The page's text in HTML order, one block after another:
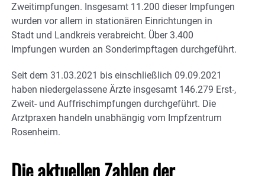
Zweitimpfungen. Insgesamt 11.200 dieser Impfungen
wurden vor allem in stationären Einrichtungen in
Stadt und Landkreis verabreicht. Über 3.400
Impfungen wurden an Sonderimpftagen durchgeführt.
Seit dem 31.03.2021 bis einschließlich 09.09.2021
haben niedergelassene Ärzte insgesamt 146.279 Erst-,
Zweit- und Auffrischimpfungen durchgeführt. Die
Arztpraxen handeln unabhängig vom Impfzentrum
Rosenheim.
Die aktuellen Zahlen der